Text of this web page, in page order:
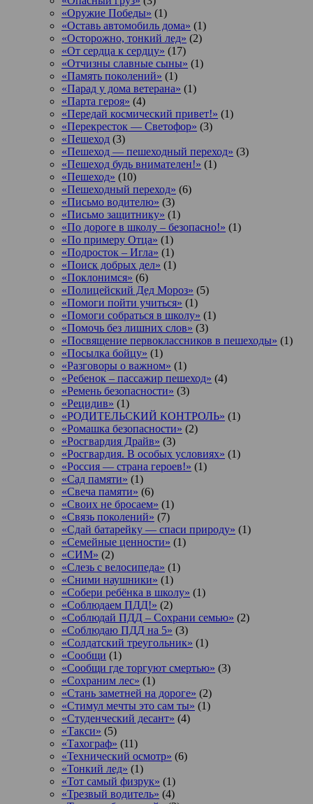
«Оружие Победы» (1)
«Оставь автомобиль дома» (1)
«Осторожно, тонкий лед» (2)
«От сердца к сердцу» (17)
«Отчизны славные сыны» (1)
«Память поколений» (1)
«Парад у дома ветерана» (1)
«Парта героя» (4)
«Передай космический привет!» (1)
«Перекресток — Светофор» (3)
«Пешеход (3)
«Пешеход — пешеходный переход» (3)
«Пешеход будь внимателен!» (1)
«Пешеход» (10)
«Пешеходный переход» (6)
«Письмо водителю» (3)
«Письмо защитнику» (1)
«По дороге в школу – безопасно!» (1)
«По примеру Отца» (1)
«Подросток ‒ Игла» (1)
«Поиск добрых дел» (1)
«Поклонимся» (6)
«Полицейский Дед Мороз» (5)
«Помоги пойти учиться» (1)
«Помоги собраться в школу» (1)
«Помочь без лишних слов» (3)
«Посвящение первоклассников в пешеходы» (1)
«Посылка бойцу» (1)
«Разговоры о важном» (1)
«Ребенок – пассажир пешеход» (4)
«Ремень безопасности» (3)
«Рецидив» (1)
«РОДИТЕЛЬСКИЙ КОНТРОЛЬ» (1)
«Ромашка безопасности» (2)
«Росгвардия Драйв» (3)
«Росгвардия. В особых условиях» (1)
«Россия — страна героев!» (1)
«Сад памяти» (1)
«Свеча памяти» (6)
«Своих не бросаем» (1)
«Связь поколений» (7)
«Сдай батарейку — спаси природу» (1)
«Семейные ценности» (1)
«СИМ» (2)
«Слезь с велосипеда» (1)
«Сними наушники» (1)
«Собери ребёнка в школу» (1)
«Соблюдаем ПДД!» (2)
«Соблюдай ПДД – Сохрани семью» (2)
«Соблюдаю ПДД на 5» (3)
«Солдатский треугольник» (1)
«Сообщи (1)
«Сообщи где торгуют смертью» (3)
«Сохраним лес» (1)
«Стань заметней на дороге» (2)
«Стимул мечты это сам ты» (1)
«Студенческий десант» (4)
«Такси» (5)
«Тахограф» (11)
«Технический осмотр» (6)
«Тонкий лед» (1)
«Тот самый физрук» (1)
«Трезвый водитель» (4)